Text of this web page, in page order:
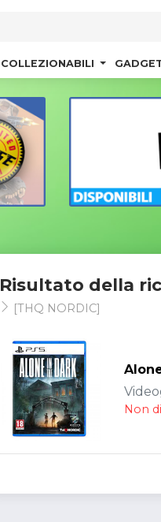
COLLEZIONABILI
Risultato della
[THQ NORDIC]
Non